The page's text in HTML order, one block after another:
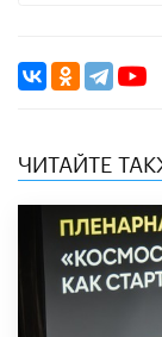
ЧИТАЙТЕ